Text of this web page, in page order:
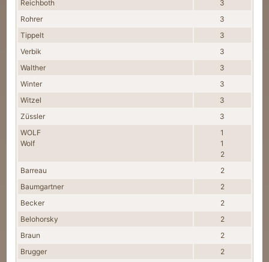
Reichboth
3
Rohrer
3
Tippelt
3
Verbik
3
Walther
3
Winter
3
Witzel
3
Züssler
3
WOLF
Wolf
1
1
2
Barreau
2
Baumgartner
2
Becker
2
Belohorsky
2
Braun
2
Brugger
2